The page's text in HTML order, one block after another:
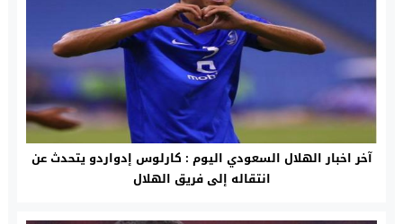
آخر اخبار الهلال السعودي اليوم : كارلوس إدواردو يتحدث عن
انتقاله إلى فريق الهلال